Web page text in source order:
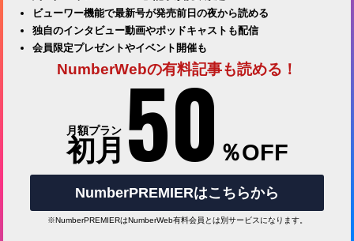
ビューワー機能で最新号が発売前日の夜から読める
独自のインタビュー動画やポッドキャストも配信
会員限定プレゼントやイベント開催も
NumberWebの有料記事も読める！
月額プラン
初月 50 ％OFF
NumberPREMIERはこちらから
※NumberPREMIERはNumberWeb有料会員とは別サービスになります。